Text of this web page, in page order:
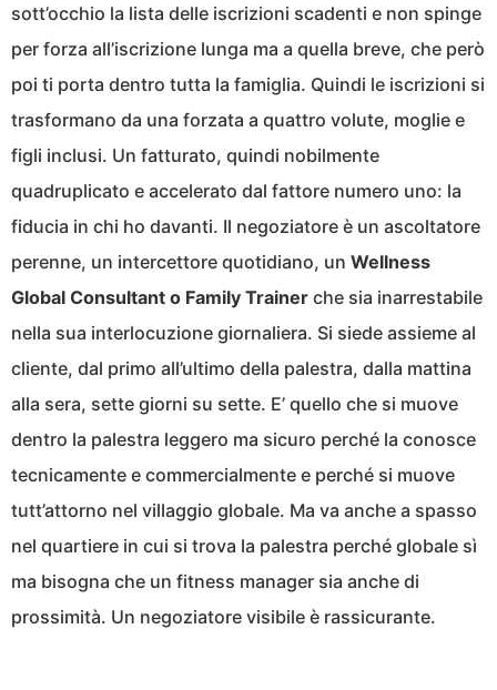
sott’occhio la lista delle iscrizioni scadenti e non spinge
per forza all’iscrizione lunga ma a quella breve, che però
poi ti porta dentro tutta la famiglia. Quindi le iscrizioni si
trasformano da una forzata a quattro volute, moglie e
figli inclusi. Un fatturato, quindi nobilmente
quadruplicato e accelerato dal fattore numero uno: la
fiducia in chi ho davanti. Il negoziatore è un ascoltatore
perenne, un intercettore quotidiano, un Wellness
Global Consultant o Family Trainer che sia inarrestabile
nella sua interlocuzione giornaliera. Si siede assieme al
cliente, dal primo all’ultimo della palestra, dalla mattina
alla sera, sette giorni su sette. E’ quello che si muove
dentro la palestra leggero ma sicuro perché la conosce
tecnicamente e commercialmente e perché si muove
tutt’attorno nel villaggio globale. Ma va anche a spasso
nel quartiere in cui si trova la palestra perché globale sì
ma bisogna che un fitness manager sia anche di
prossimità. Un negoziatore visibile è rassicurante.